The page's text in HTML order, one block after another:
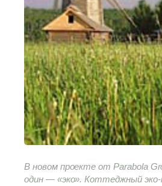
В новом проекте от Parabola
один — «эко». Коттеджный